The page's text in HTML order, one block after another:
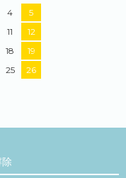
4
5
11
12
18
19
25
26